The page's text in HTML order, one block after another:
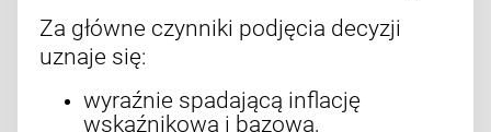
Za główne czynniki podjęcia decyzji
uznaje się:
wyraźnie spadającą inflację
wskaźnikową i bazową,